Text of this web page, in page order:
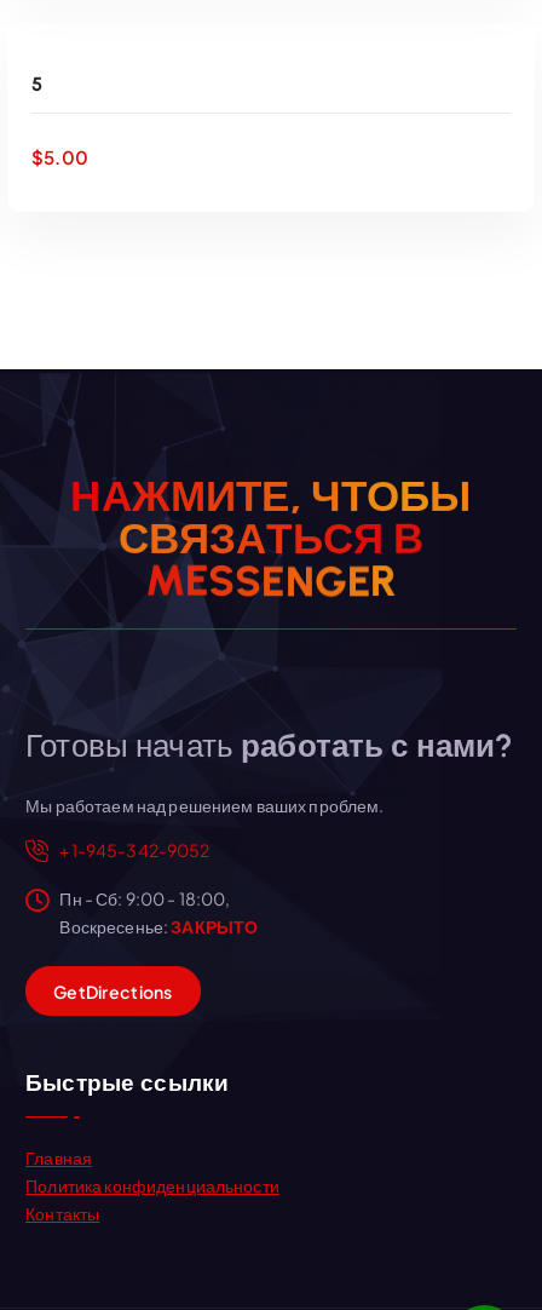
5
$5.00
НАЖМИТЕ, ЧТОБЫ
СВЯЗАТЬСЯ В
MESSENGER
Готовы начать работать с нами?
Мы работаем над решением ваших проблем.
+1-945-342-9052
Пн - Сб: 9:00 - 18:00,
Воскресенье:ЗАКРЫТО
GetDirections
Быстрые ссылки
Главная
Политика конфиденциальности
Контакты